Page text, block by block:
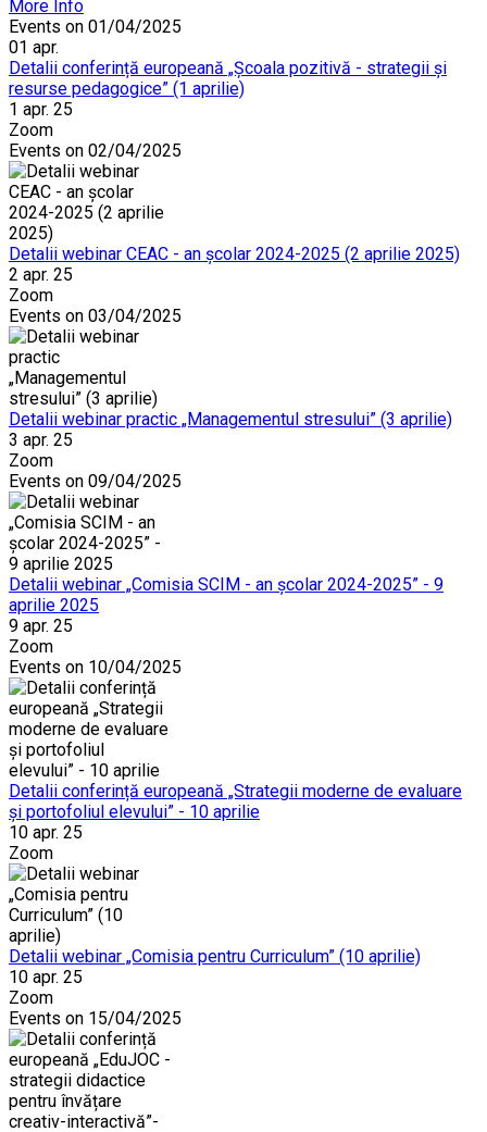
More Info
Events on 01/04/2025
01 apr.
Detalii conferință europeană „Școala pozitivă - strategii și
resurse pedagogice” (1 aprilie)
1 apr. 25
Zoom
Events on 02/04/2025
Detalii webinar CEAC - an școlar 2024-2025 (2 aprilie 2025)
2 apr. 25
Zoom
Events on 03/04/2025
Detalii webinar practic „Managementul stresului” (3 aprilie)
3 apr. 25
Zoom
Events on 09/04/2025
Detalii webinar „Comisia SCIM - an școlar 2024-2025” - 9
aprilie 2025
9 apr. 25
Zoom
Events on 10/04/2025
Detalii conferință europeană „Strategii moderne de evaluare
și portofoliul elevului” - 10 aprilie
10 apr. 25
Zoom
Detalii webinar „Comisia pentru Curriculum” (10 aprilie)
10 apr. 25
Zoom
Events on 15/04/2025